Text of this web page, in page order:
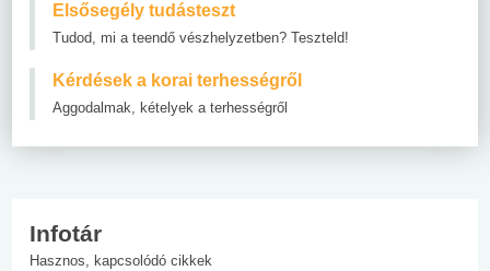
Elsősegély tudásteszt
Tudod, mi a teendő vészhelyzetben? Teszteld!
Kérdések a korai terhességről
Aggodalmak, kételyek a terhességről
Infotár
Hasznos, kapcsolódó cikkek